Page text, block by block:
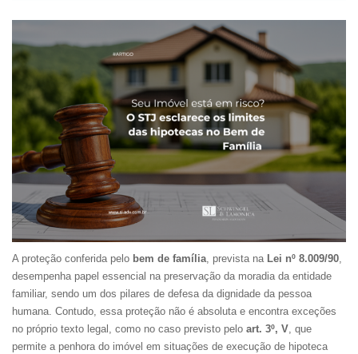
A proteção conferida pelo bem de família, prevista na Lei nº 8.009/90,
desempenha papel essencial na preservação da moradia da entidade
familiar, sendo um dos pilares de defesa da dignidade da pessoa
humana. Contudo, essa proteção não é absoluta e encontra exceções
no próprio texto legal, como no caso previsto pelo art. 3º, V, que
permite a penhora do imóvel em situações de execução de hipoteca